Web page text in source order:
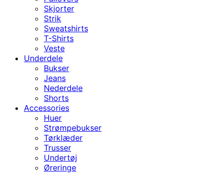
Skjorter
Strik
Sweatshirts
T-Shirts
Veste
Underdele
Bukser
Jeans
Nederdele
Shorts
Accessories
Huer
Strømpebukser
Tørklæder
Trusser
Undertøj
Øreringe